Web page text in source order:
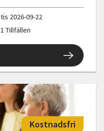
tis 2026-09-22
1 Tillfällen
Kostnadsfri